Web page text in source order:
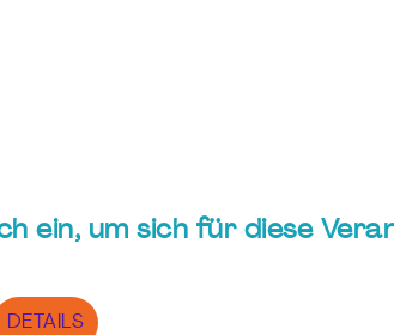
ein, um sich für diese
DETAILS